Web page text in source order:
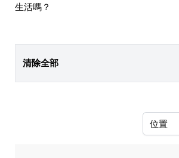
生活嗎？
清除全部